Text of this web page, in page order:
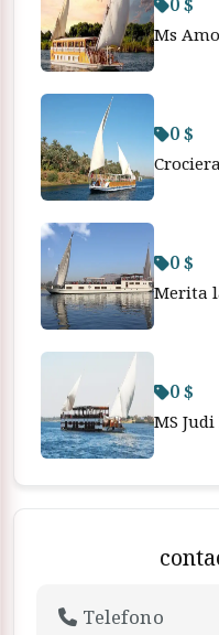
Ms
0 $
0 $
Merita
0 $
MS
Telefono